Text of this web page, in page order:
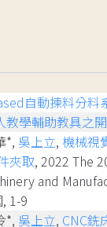
自動揀料分料
教學輔助教具之
*, 吳上立, 機械視
夾取, 2022 The
and
1-9
*, 吳上立, CNC銑